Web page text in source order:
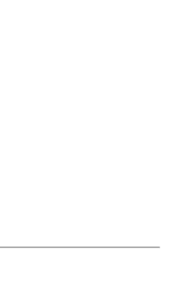
con la política de
de productos y